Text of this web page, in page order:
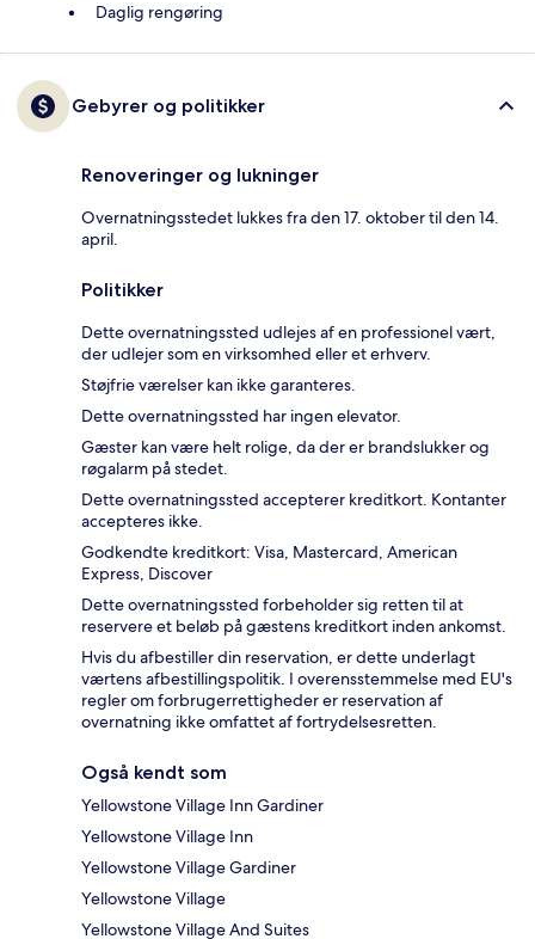
Daglig rengøring
Gebyrer og politikker
Renoveringer og lukninger
Overnatningsstedet lukkes fra den 17. oktober til den 14.
april.
Politikker
Dette overnatningssted udlejes af en professionel vært,
der udlejer som en virksomhed eller et erhverv.
Støjfrie værelser kan ikke garanteres.
Dette overnatningssted har ingen elevator.
Gæster kan være helt rolige, da der er brandslukker og
røgalarm på stedet.
Dette overnatningssted accepterer kreditkort. Kontanter
accepteres ikke.
Godkendte kreditkort: Visa, Mastercard, American
Express, Discover
Dette overnatningssted forbeholder sig retten til at
reservere et beløb på gæstens kreditkort inden ankomst.
Hvis du afbestiller din reservation, er dette underlagt
værtens afbestillingspolitik. I overensstemmelse med EU's
regler om forbrugerrettigheder er reservation af
overnatning ikke omfattet af fortrydelsesretten.
Også kendt som
Yellowstone Village Inn Gardiner
Yellowstone Village Inn
Yellowstone Village Gardiner
Yellowstone Village
Yellowstone Village And Suites